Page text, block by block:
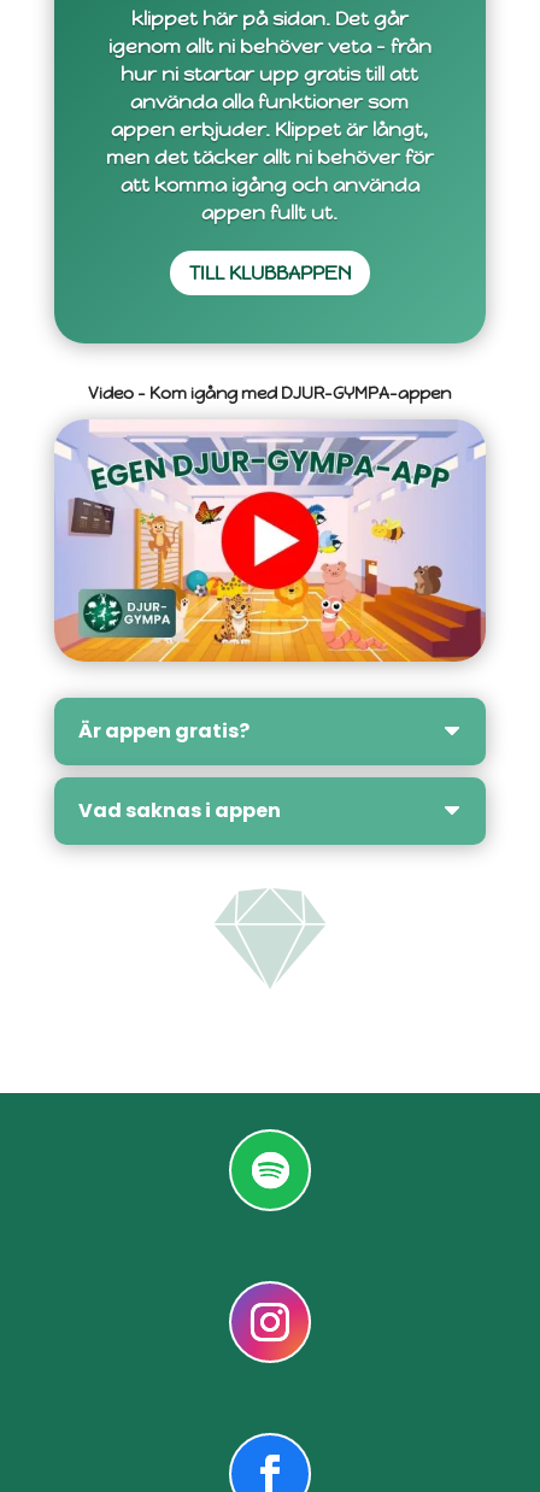
klippet här på sidan. Det går
igenom allt ni behöver veta – från
hur ni startar upp gratis till att
använda alla funktioner som
appen erbjuder. Klippet är långt,
men det täcker allt ni behöver för
att komma igång och använda
appen fullt ut.
TILL KLUBBAPPEN
Video – Kom igång med DJUR-GYMPA-appen
Är appen gratis?
Vad saknas i appen
